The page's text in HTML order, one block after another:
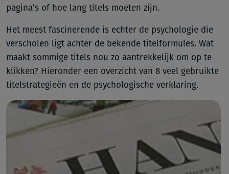
pagina’s of hoe lang titels moeten zijn.
Het meest fascinerende is echter de psychologie die
verscholen ligt achter de bekende titelformules. Wat
maakt sommige titels nou zo aantrekkelijk om op te
klikken? Hieronder een overzicht van 8 veel gebruikte
titelstrategieën en de psychologische verklaring.